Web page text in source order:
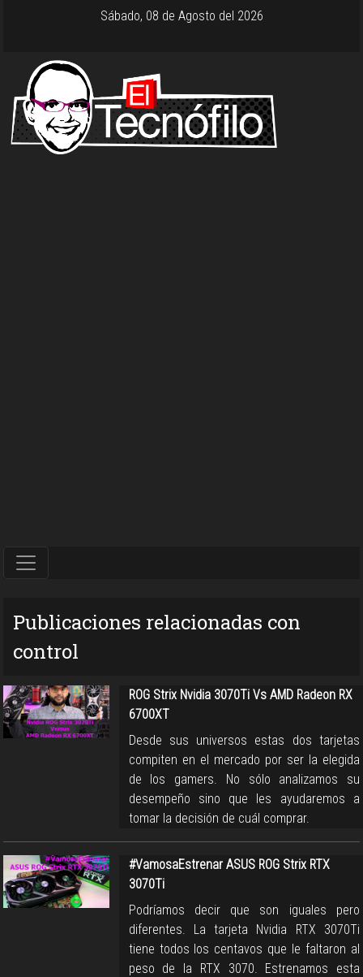
Sábado, 08 de Agosto del 2026
Publicaciones relacionadas con
control
ROG Strix Nvidia 3070Ti Vs AMD Radeon RX
6700XT
Desde sus universos estas dos tarjetas
compiten en el mercado por ser la elegida
de los gamers. No sólo analizamos su
desempeño sino que les ayudaremos a
tomar la decisión de cuál comprar.
#VamosaEstrenar ASUS ROG Strix RTX
3070Ti
Podríamos decir que son iguales pero
diferentes. La tarjeta Nvidia RTX 3070Ti
tiene todos los centavos que le faltaron al
peso de la RTX 3070. Estrenamos esta